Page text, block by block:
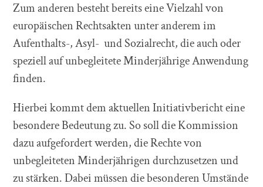
Zum anderen besteht bereits eine Vielzahl von
europäischen Rechtsakten unter anderem im
Aufenthalts-, Asyl- und Sozialrecht, die auch oder
speziell auf unbegleitete Minderjährige Anwendung
finden.
Hierbei kommt dem aktuellen Initiativbericht eine
besondere Bedeutung zu. So soll die Kommission
dazu aufgefordert werden, die Rechte von
unbegleiteten Minderjährigen durchzusetzen und
zu stärken. Dabei müssen die besonderen Umstände